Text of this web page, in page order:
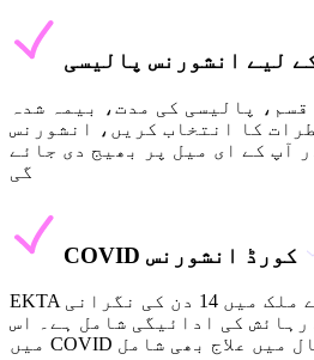
لیے انشورنس پالیسی
پالیسی کی مدت، بیمہ شدہ
کا انتخاب کریں، انشورنس
کے اندر آپ کے ای میل پر بھیج دی جائے
گی
COVID کورڈ انشورنس
EKTA انشورنس میں دوسرے ملک میں 14 دن کی نگرانی
70$ تک رہائش کی ادائیگی شامل ہے۔ اس
میں COVID ٹیسٹنگ، طبی یا ہسپتال میں علاج بھی شامل